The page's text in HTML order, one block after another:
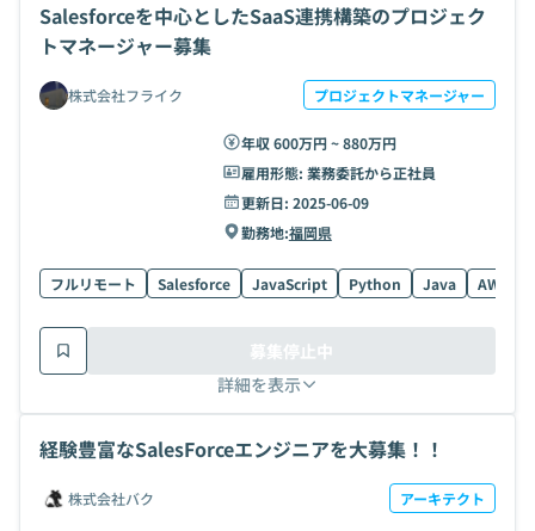
Salesforceを中心としたSaaS連携構築のプロジェク
トマネージャー募集
株式会社フライク プロジェクトマネージャー
年収 600万円 ~ 880万円
雇用形態: 業務委託から正社員
更新日: 2025-06-09
勤務地:福岡県
フルリモート Salesforce JavaScript Python Java AWS
詳細を表示
募集停止中
経験豊富なSalesForceエンジニアを大募集！！
株式会社バク アーキテクト